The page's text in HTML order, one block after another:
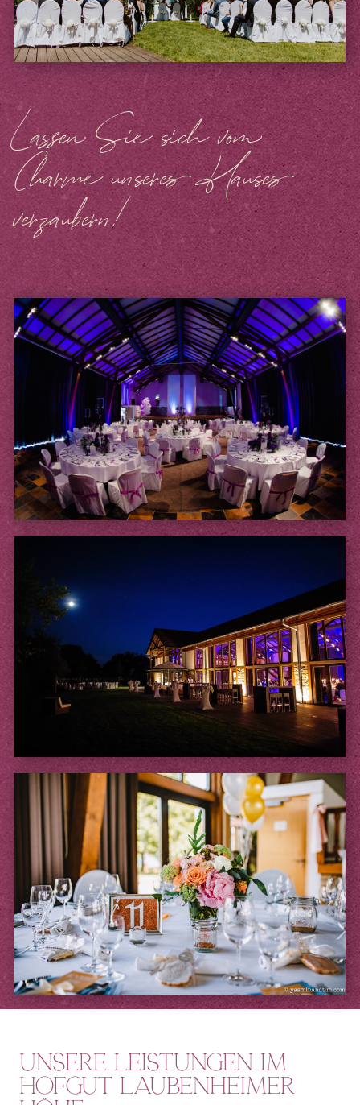
Lassen Sie sich vom
Charme unseres Hauses
verzaubern!
Unsere Leistungen im
Hofgut Laubenheimer